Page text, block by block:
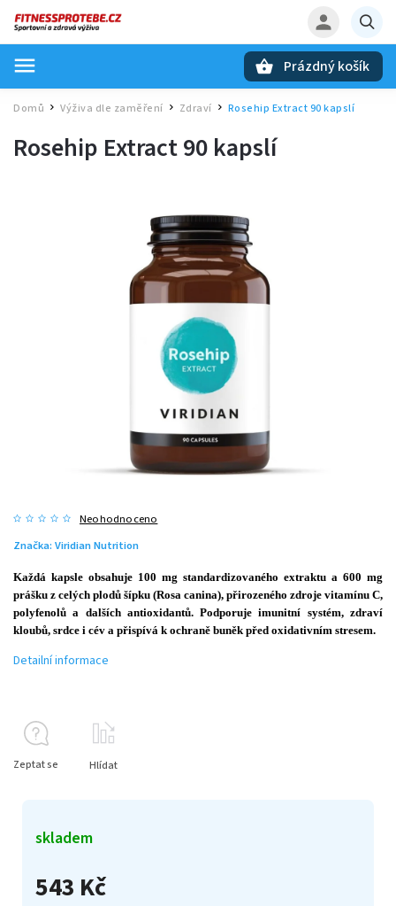
Prázdný košík
Domů / Výživa dle zaměření Zdraví Rosehip Extract 90 kapslí
Rosehip Extract 90 kapslí
Neohodnoceno
Značka: Viridian Nutrition
543 Kč
skladem
Každá kapsle obsahuje 100 mg standardizovaného extraktu a 600 mg
prášku z celých plodů šípku (Rosa canina), přirozeného zdroje vitamínu C,
polyfenolů a dalších antioxidantů. Podporuje imunitní systém, zdraví
kloubů, srdce i cév a přispívá k ochraně buněk před oxidativním stresem.
Detailní informace
Zeptat se Hlídat